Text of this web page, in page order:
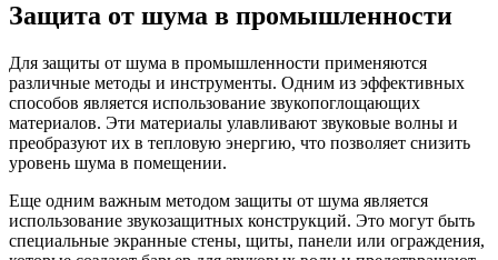
Защита от шума в промышленности
Для защиты от шума в промышленности применяются
различные методы и инструменты. Одним из эффективных
способов является использование звукопоглощающих
материалов. Эти материалы улавливают звуковые волны и
преобразуют их в тепловую энергию, что позволяет снизить
уровень шума в помещении.
Еще одним важным методом защиты от шума является
использование звукозащитных конструкций. Это могут быть
специальные экранные стены, щиты, панели или ограждения,